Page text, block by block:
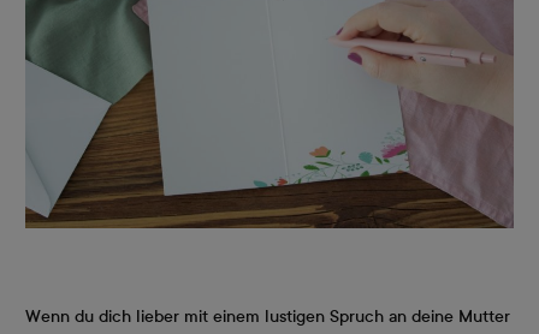
Wenn du dich lieber mit einem lustigen Spruch an deine Mutter